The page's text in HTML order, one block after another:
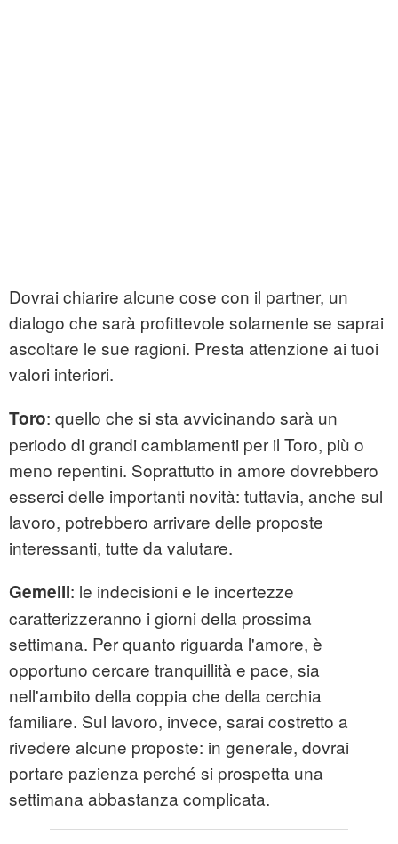
Dovrai chiarire alcune cose con il partner, un
dialogo che sarà profittevole solamente se saprai
ascoltare le sue ragioni. Presta attenzione ai tuoi
valori interiori.
Toro: quello che si sta avvicinando sarà un
periodo di grandi cambiamenti per il Toro, più o
meno repentini. Soprattutto in amore dovrebbero
esserci delle importanti novità: tuttavia, anche sul
lavoro, potrebbero arrivare delle proposte
interessanti, tutte da valutare.
Gemelli: le indecisioni e le incertezze
caratterizzeranno i giorni della prossima
settimana. Per quanto riguarda l'amore, è
opportuno cercare tranquillità e pace, sia
nell'ambito della coppia che della cerchia
familiare. Sul lavoro, invece, sarai costretto a
rivedere alcune proposte: in generale, dovrai
portare pazienza perché si prospetta una
settimana abbastanza complicata.